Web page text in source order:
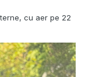
cu aer pe 22